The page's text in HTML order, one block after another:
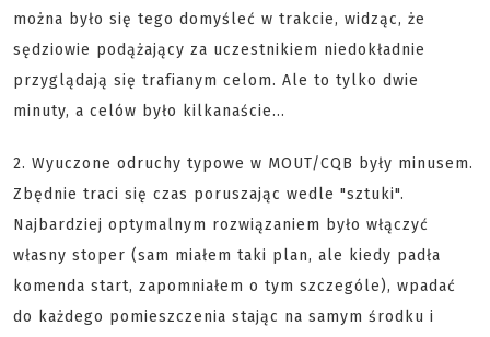
można było się tego domyśleć w trakcie, widząc, że
sędziowie podążający za uczestnikiem niedokładnie
przyglądają się trafianym celom. Ale to tylko dwie
minuty, a celów było kilkanaście...
2. Wyuczone odruchy typowe w MOUT/CQB były minusem.
Zbędnie traci się czas poruszając wedle "sztuki".
Najbardziej optymalnym rozwiązaniem było włączyć
własny stoper (sam miałem taki plan, ale kiedy padła
komenda start, zapomniałem o tym szczególe), wpadać
do każdego pomieszczenia stając na samym środku i